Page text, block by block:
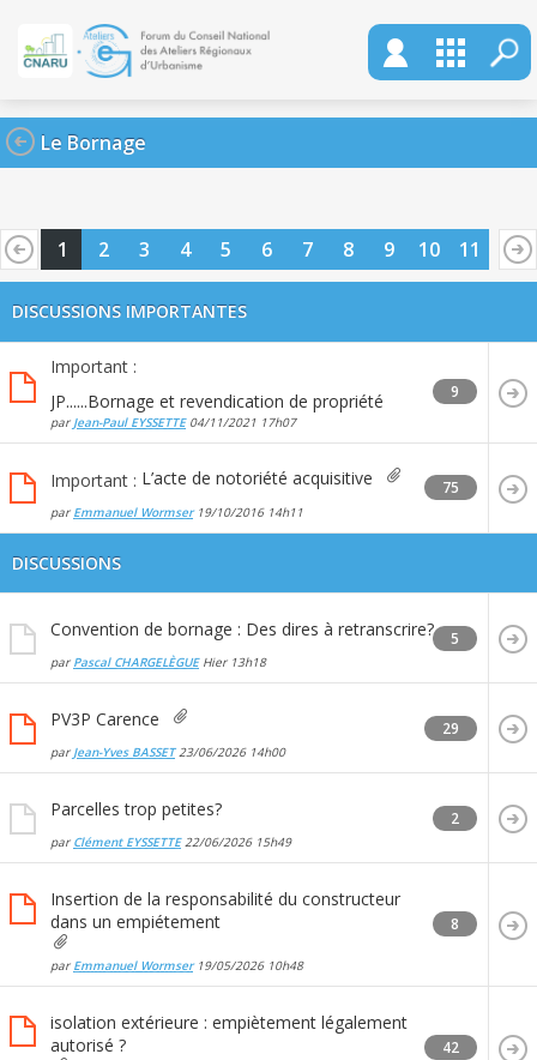
Le Bornage
1 2 3 4 5 6 7 8 9 10 11
DISCUSSIONS IMPORTANTES
Important :
JP......Bornage et revendication de propriété
par Jean-Paul EYSSETTE04/11/2021 17h07
9
Important : L’acte de notoriété acquisitive
par Emmanuel Wormser19/10/2016 14h11
75
DISCUSSIONS
Convention de bornage : Des dires à retranscrire?
par Pascal CHARGELÈGUEHier 13h18
5
PV3P Carence
par Jean-Yves BASSET23/06/2026 14h00
29
Parcelles trop petites?
par Clément EYSSETTE22/06/2026 15h49
2
Insertion de la responsabilité du constructeur
dans un empiétement
par Emmanuel Wormser19/05/2026 10h48
8
isolation extérieure : empiètement légalement
autorisé ?
42